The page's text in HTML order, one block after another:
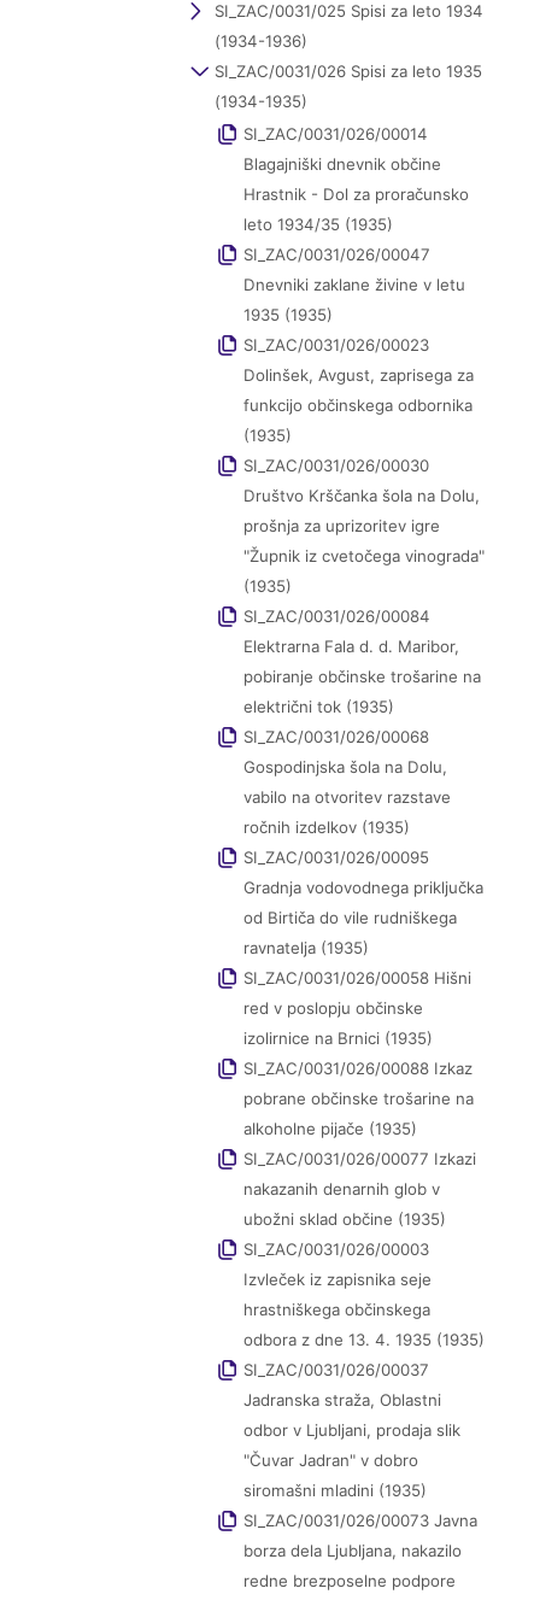
SI_ZAC/0031/025 Spisi za leto 1934
(1934-1936)
SI_ZAC/0031/026 Spisi za leto 1935
(1934-1935)
SI_ZAC/0031/026/00014
Blagajniški dnevnik občine
Hrastnik - Dol za proračunsko
leto 1934/35 (1935)
SI_ZAC/0031/026/00047
Dnevniki zaklane živine v letu
1935 (1935)
SI_ZAC/0031/026/00023
Dolinšek, Avgust, zaprisega za
funkcijo občinskega odbornika
(1935)
SI_ZAC/0031/026/00030
Društvo Krščanka šola na Dolu,
prošnja za uprizoritev igre
"Župnik iz cvetočega vinograda"
(1935)
SI_ZAC/0031/026/00084
Elektrarna Fala d. d. Maribor,
pobiranje občinske trošarine na
električni tok (1935)
SI_ZAC/0031/026/00068
Gospodinjska šola na Dolu,
vabilo na otvoritev razstave
ročnih izdelkov (1935)
SI_ZAC/0031/026/00095
Gradnja vodovodnega priključka
od Birtiča do vile rudniškega
ravnatelja (1935)
SI_ZAC/0031/026/00058 Hišni
red v poslopju občinske
izolirnice na Brnici (1935)
SI_ZAC/0031/026/00088 Izkaz
pobrane občinske trošarine na
alkoholne pijače (1935)
SI_ZAC/0031/026/00077 Izkazi
nakazanih denarnih glob v
ubožni sklad občine (1935)
SI_ZAC/0031/026/00003
Izvleček iz zapisnika seje
hrastniškega občinskega
odbora z dne 13. 4. 1935 (1935)
SI_ZAC/0031/026/00037
Jadranska straža, Oblastni
odbor v Ljubljani, prodaja slik
"Čuvar Jadran" v dobro
siromašni mladini (1935)
SI_ZAC/0031/026/00073 Javna
borza dela Ljubljana, nakazilo
redne brezposelne podpore